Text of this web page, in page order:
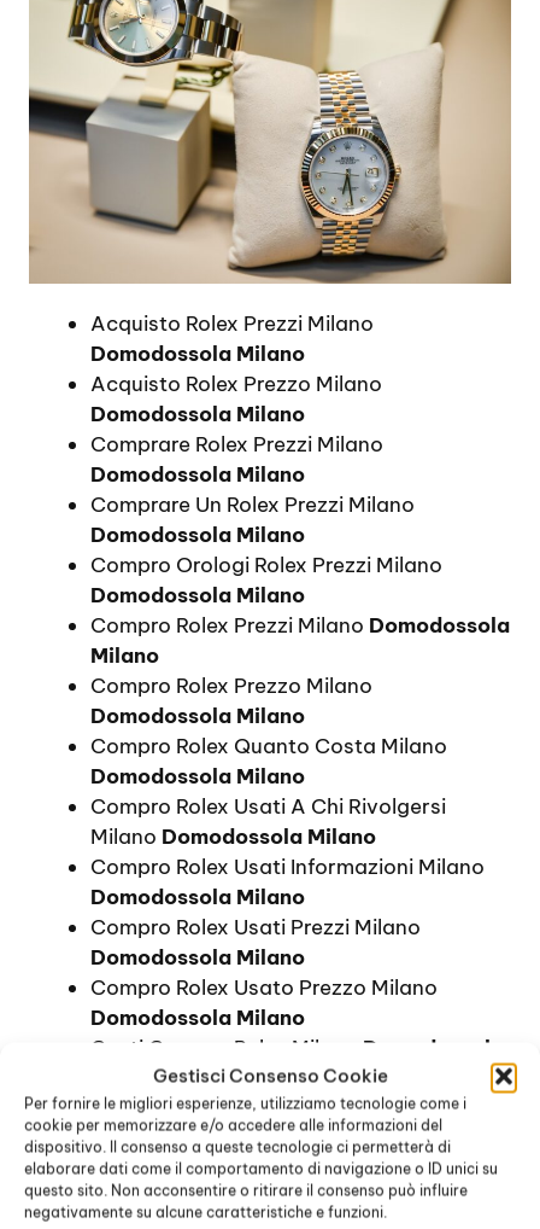
Gestisci Consenso Cookie
Per fornire le migliori esperienze, utilizziamo tecnologie come i
cookie per memorizzare e/o accedere alle informazioni del
dispositivo. Il consenso a queste tecnologie ci permetterà di
elaborare dati come il comportamento di navigazione o ID unici su
questo sito. Non acconsentire o ritirare il consenso può influire
negativamente su alcune caratteristiche e funzioni.
Acquisto Rolex Prezzi Milano
Domodossola Milano
Acquisto Rolex Prezzo Milano
Domodossola Milano
Comprare Rolex Prezzi Milano
Domodossola Milano
Comprare Un Rolex Prezzi Milano
Domodossola Milano
Compro Orologi Rolex Prezzi Milano
Domodossola Milano
Compro Rolex Prezzi Milano Domodossola
Milano
Compro Rolex Prezzo Milano
Domodossola Milano
Compro Rolex Quanto Costa Milano
Domodossola Milano
Compro Rolex Usati A Chi Rivolgersi
Milano Domodossola Milano
Compro Rolex Usati Informazioni Milano
Domodossola Milano
Compro Rolex Usati Prezzi Milano
Domodossola Milano
Compro Rolex Usato Prezzo Milano
Domodossola Milano
Costi Compro Rolex Milano Domodossola
Milano
Costo Compro Rolex Milano
Domodossola Milano
Dove Comprare Rolex Prezzi Milano
Domodossola Milano